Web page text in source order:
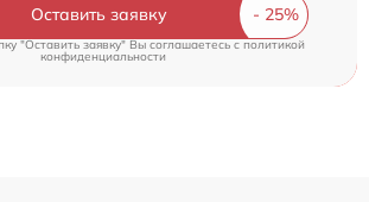
Оставить заявку
"Оставить заявку" Вы соглашаетесь cполитикой
конфиденциальности